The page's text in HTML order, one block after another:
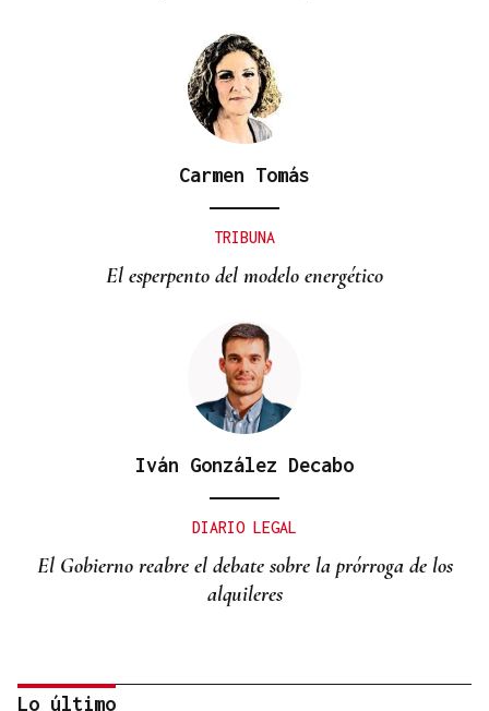
Carmen Tomás
TRIBUNA
El esperpento del modelo energético
Iván González Decabo
DIARIO LEGAL
El Gobierno reabre el debate sobre la prórroga de los
alquileres
Lo último